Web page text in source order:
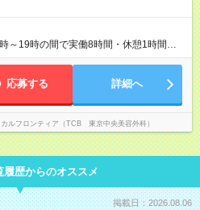
～19時の間で実働8時間・休憩1時間
勤務） 【残業ほ
、お買い物、ピラティスのレッスンな
応募する 詳細へ
ルフロンティア（TCB 東京中央美容外科）
履歴からのオススメ
掲載日：2026.08.06